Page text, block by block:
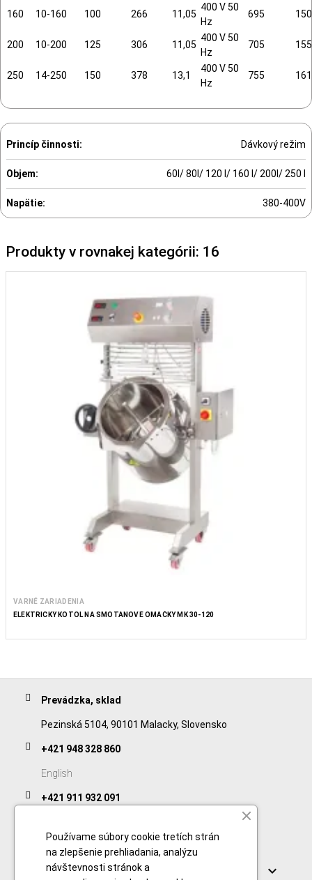
160 10-160 100 266 11,05
400 V 50
Hz
695
200 10-200 125 306 11,05
400 V 50
Hz
705
250 14-250 150 378 13,1
400 V 50
Hz
755
Princíp činnosti: Dávkový režim
Objem: 60l/ 80l/ 120 l/ 160 l/ 200l/ 250 l
Napätie: 380-400V
Produkty v rovnakej kategórii: 16
VARNÉ ZARIADENIA
ELEKTRICKÝ KOTOL NA SMOTANOVÉ OMÁČKY MK 30-120
Prevádzka, sklad
Pezinská 5104, 90101 Malacky, Slovensko
+421 948 328 860
English
+421 911 932 091
Odkazy 
Používame súbory cookie tretích strán
na zlepšenie prehliadania, analýzu
návštevnosti stránok a